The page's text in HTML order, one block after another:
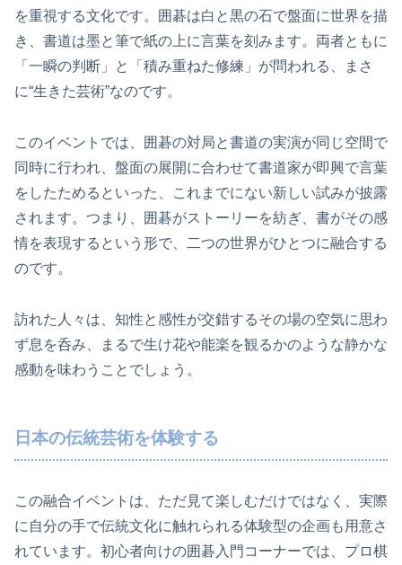
を重視する文化です。囲碁は白と黒の石で盤面に世界を描
き、書道は墨と筆で紙の上に言葉を刻みます。両者ともに
「一瞬の判断」と「積み重ねた修練」が問われる、まさ
に“生きた芸術”なのです。
このイベントでは、囲碁の対局と書道の実演が同じ空間で
同時に行われ、盤面の展開に合わせて書道家が即興で言葉
をしたためるといった、これまでにない新しい試みが披露
されます。つまり、囲碁がストーリーを紡ぎ、書がその感
情を表現するという形で、二つの世界がひとつに融合する
のです。
訪れた人々は、知性と感性が交錯するその場の空気に思わ
ず息を呑み、まるで生け花や能楽を観るかのような静かな
感動を味わうことでしょう。
日本の伝統芸術を体験する
この融合イベントは、ただ見て楽しむだけではなく、実際
に自分の手で伝統文化に触れられる体験型の企画も用意さ
れています。初心者向けの囲碁入門コーナーでは、プロ棋